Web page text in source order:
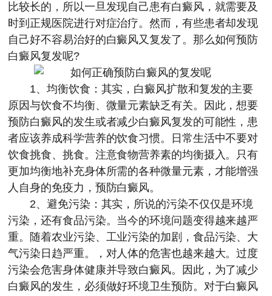
比较长的，所以一旦发现自己患有白癜风，就需要及
时到正规医院进行对症治疗。然而，有些患者却发现
自己好不容易治好的白癜风又复发了。那么如何预防
白癜风复发呢?
1、均衡饮食：其实，白癜风扩散和复发的主要
原因与饮食不均衡、微量元素缺乏有关。因此，想要
预防白癜风的发生或者减少白癜风复发的可能性，患
者应该养成科学营养的饮食习惯。日常生活中不要对
饮食挑食、挑食。注意食物营养素的均衡摄入。只有
更加均衡地补充身体所需的各种微量元素，才能增强
人自身的免疫力，预防白癜风。
2、避免污染：其实，所说的污染不仅仅是环境
污染，还有食品污染。当今的环境问题变得越来越严
重。随着农业污染、工业污染的加剧，食品污染、大
气污染日趋严重。，对人体的危害也越来越大。过度
污染会危害身体健康并导致白癜风。因此，为了减少
白癜风的发生，必须做好环境卫生预防。对于白癜风